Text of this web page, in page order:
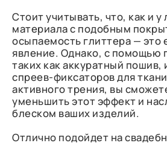
Стоит учитывать, что, как и
материала с подобным
осыпаемость глиттера — это
явление. Однако, с помощью
таких как аккуратный пошив,
спреев-фиксаторов для
активного трения, вы
уменьшить этот эффект и
блеском ваших изделий.
Отлично подойдет на